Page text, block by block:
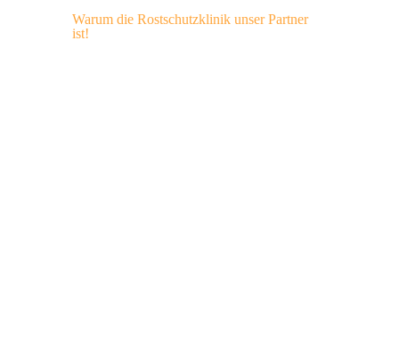
Warum die Rostschutzklinik unser Partner
ist!